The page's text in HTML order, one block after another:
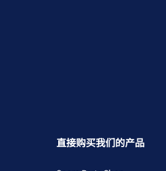
直接购买我们的产品